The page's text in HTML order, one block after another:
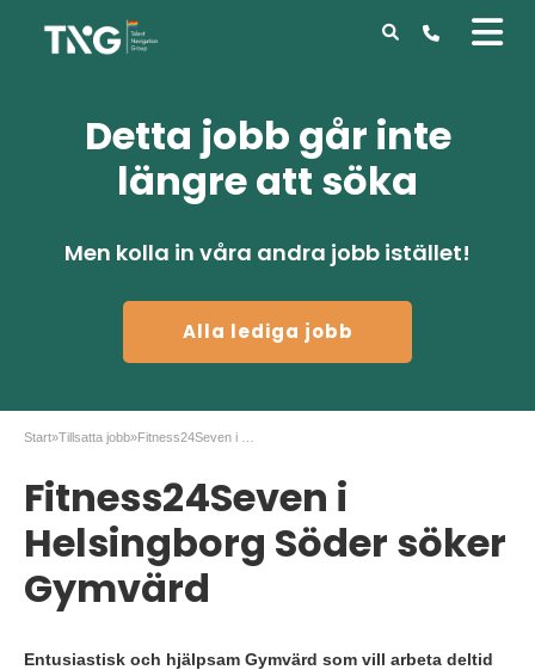
Detta jobb går inte
längre att söka
Men kolla in våra andra jobb istället!
Alla lediga jobb
Start»Tillsatta jobb»
Fitness24Seven i
Helsingborg Söder söker
Gymvärd
Entusiastisk och hjälpsam Gymvärd som vill arbeta deltid